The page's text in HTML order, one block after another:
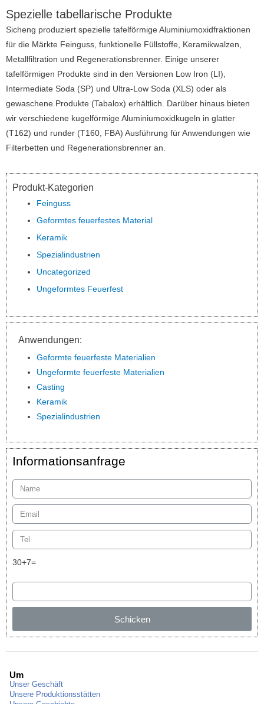
Spezielle tabellarische Produkte
Sicheng produziert spezielle tafelförmige Aluminiumoxidfraktionen
für die Märkte Feinguss, funktionelle Füllstoffe, Keramikwalzen,
Metallfiltration und Regenerationsbrenner. Einige unserer
tafelförmigen Produkte sind in den Versionen Low Iron (LI),
Intermediate Soda (SP) und Ultra-Low Soda (XLS) oder als
gewaschene Produkte (Tabalox) erhältlich.
Darüber hinaus bieten
wir verschiedene kugelförmige Aluminiumoxidkugeln in glatter
(T162) und runder (T160, FBA) Ausführung für Anwendungen wie
Filterbetten und Regenerationsbrenner an.
Produkt-Kategorien
Feinguss
Geformtes feuerfestes Material
Keramik
Spezialindustrien
Uncategorized
Ungeformtes Feuerfest
Anwendungen:
Geformte feuerfeste Materialien
Ungeformte feuerfeste Materialien
Casting
Keramik
Spezialindustrien
Informationsanfrage
30+7=
Schicken
Um
Unser Geschäft
Unsere Produktionsstätten